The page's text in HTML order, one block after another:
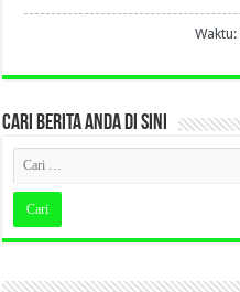
CARI BERITA ANDA DI SINI